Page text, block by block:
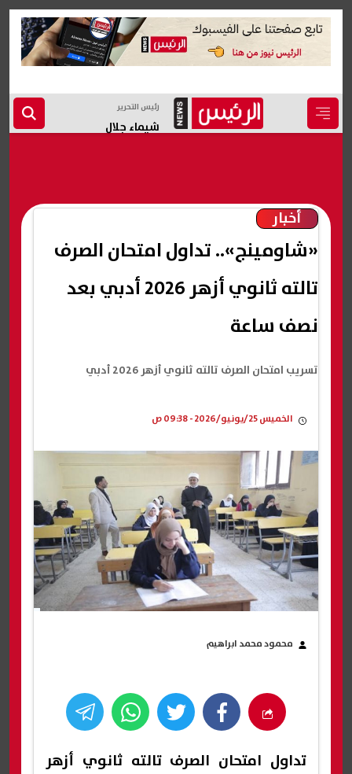
رئيس التحرير
شيماء جلال
أخبار
تسريب امتحان الصرف تالته ثانوي أزهر 2026 أدبي
«شاومينج».. تداول امتحان الصرف
تالته ثانوي أزهر 2026 أدبي بعد
نصف ساعة
الخميس 25/يونيو/2026 - 09:38 ص
محمود محمد ابراهيم
تداول امتحان الصرف تالته ثانوي أزهر